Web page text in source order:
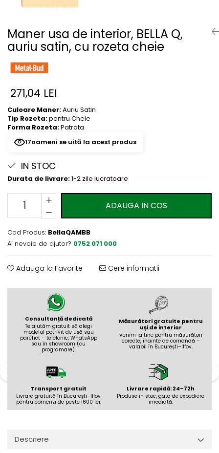
River 12 mm
Woodstock 8mm
Woodstock PRO 8mm
Woodstock XL 8mm
Finsa - Laminat
Finfloor 12mm
Finfloor XL 10mm
Style 8mm
Kaindl - Laminat
Kronotex - Laminat
Advanced 8 mm
Amazone 10 mm
Evolution 12 mm
Exquisit 8 mm
Herringbone 8 mm
Mammut 12 mm
Progress 10 mm
Maner usa de interior, BELLA Q,
auriu satin, cu rozeta cheie
271,04 LEI
Culoare Maner:Auriu Satin
Tip Rozeta:pentru Cheie
Forma Rozeta:Patrata
17oameni se uită la acest produs
IN STOC
Durata de livrare:1-2 zile lucratoare
ADAUGA IN COS
Cod Produs: BellaQAMBB
Ai nevoie de ajutor? 0752 071 000
Adauga la Favorite Cere informatii
Consultanță dedicată
Te ajutăm gratuit să alegi
modelul potrivit de ușă sau
parchet – telefonic, WhatsApp
sau în showroom (cu
programare).
Măsurători gratuite pentru
uși de interior
Venim la tine pentru măsurători
corecte, înainte de comandă –
valabil în București–Ilfov.
Transport gratuit
Livrare gratuită în București–Ilfov
pentru comenzi de peste 1600 lei.
Livrare rapidă: 24–72h
Produse în stoc, gata de expediere
imediată.
Descriere